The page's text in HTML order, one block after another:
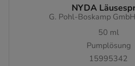
NYDA
G. Pohl-Boskamp
50 ml
Pumplösung
15995342